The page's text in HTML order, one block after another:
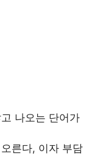
나오는 단어가
른다, 이자 부담